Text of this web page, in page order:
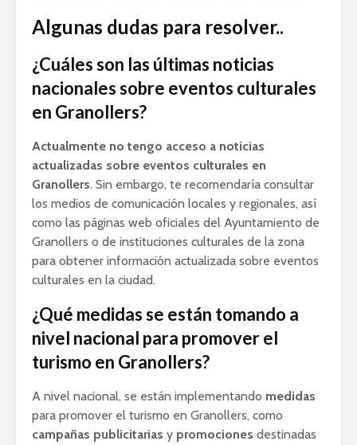
Algunas dudas para resolver..
¿Cuáles son las últimas noticias
nacionales sobre eventos culturales
en Granollers?
Actualmente no tengo acceso a noticias
actualizadas sobre eventos culturales en
Granollers. Sin embargo, te recomendaría consultar
los medios de comunicación locales y regionales, así
como las páginas web oficiales del Ayuntamiento de
Granollers o de instituciones culturales de la zona
para obtener información actualizada sobre eventos
culturales en la ciudad.
¿Qué medidas se están tomando a
nivel nacional para promover el
turismo en Granollers?
A nivel nacional, se están implementando medidas
para promover el turismo en Granollers, como
campañas publicitarias y promociones destinadas